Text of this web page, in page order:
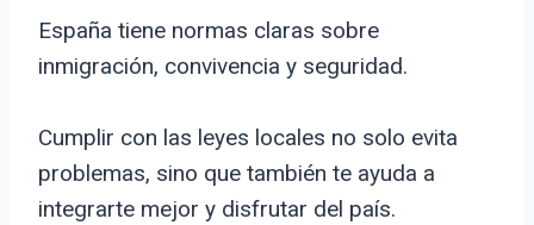
España tiene normas claras sobre
inmigración, convivencia y seguridad.
Cumplir con las leyes locales no solo evita
problemas, sino que también te ayuda a
integrarte mejor y disfrutar del país.